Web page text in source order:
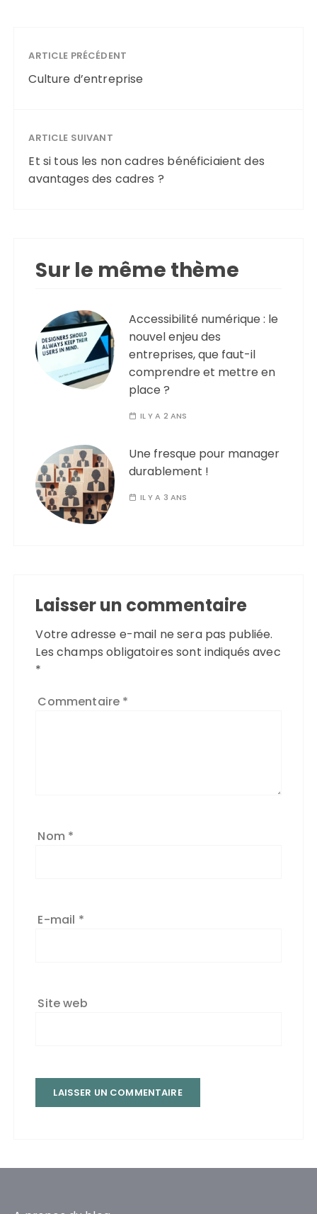
ARTICLE PRÉCÉDENT
Culture d’entreprise
ARTICLE SUIVANT
Et si tous les non cadres bénéficiaient des
avantages des cadres ?
Sur le même thème
Accessibilité numérique : le
nouvel enjeu des
entreprises, que faut-il
comprendre et mettre en
place ?
IL Y A 2 ANS
Une fresque pour manager
durablement !
IL Y A 3 ANS
Laisser un commentaire
Votre adresse e-mail ne sera pas publiée.
Les champs obligatoires sont indiqués avec
*
Commentaire *
Nom *
E-mail *
Site web